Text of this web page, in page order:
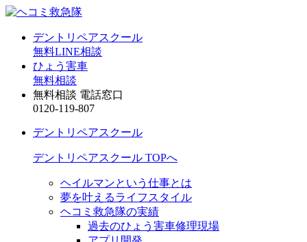
デントリペアスクール
無料LINE相談
ひょう害車
無料相談
無料相談 電話窓口
0120-119-807
デントリペアスクール
デントリペアスクール TOPへ
ヘイルマンという仕事とは
夢を叶えるライフスタイル
ヘコミ救急隊の実績
過去のひょう害車修理現場